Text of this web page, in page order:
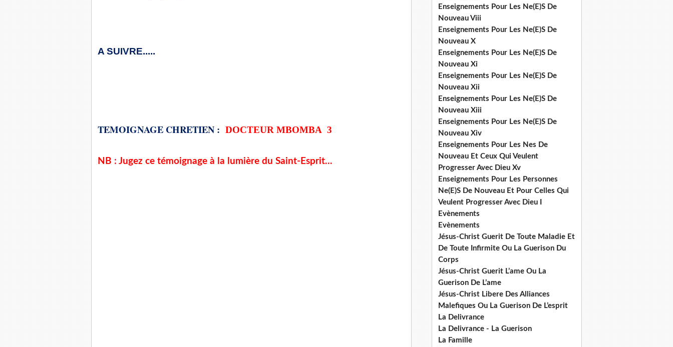
A SUIVRE.....
TEMOIGNAGE CHRETIEN : DOCTEUR MBOMBA 3
NB : Jugez ce témoignage à la lumière du Saint-Esprit...
Enseignements Pour Les Ne(E)S De
Nouveau Viii
Enseignements Pour Les Ne(E)S De
Nouveau X
Enseignements Pour Les Ne(E)S De
Nouveau Xi
Enseignements Pour Les Ne(E)S De
Nouveau Xii
Enseignements Pour Les Ne(E)S De
Nouveau Xiii
Enseignements Pour Les Ne(E)S De
Nouveau Xiv
Enseignements Pour Les Nes De
Nouveau Et Ceux Qui Veulent
Progresser Avec Dieu Xv
Enseignements Pour Les Personnes
Ne(E)S De Nouveau Et Pour Celles Qui
Veulent Progresser Avec Dieu I
Evènements
Evènements
Jésus-Christ Guerit De Toute Maladie Et
De Toute Infirmite Ou La Guerison Du
Corps
Jésus-Christ Guerit L’ame Ou La
Guerison De L’ame
Jésus-Christ Libere Des Alliances
Malefiques Ou La Guerison De L’esprit
La Delivrance
La Delivrance - La Guerison
La Famille